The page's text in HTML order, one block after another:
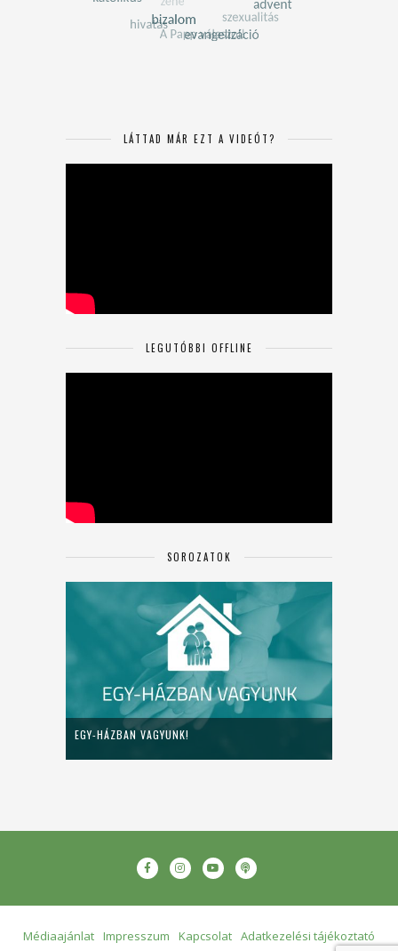
LÁTTAD MÁR EZT A VIDEÓT?
LEGUTÓBBI OFFLINE
SOROZATOK
EGY-HÁZBAN VAGYUNK!
Médiaajánlat Impresszum Kapcsolat Adatkezelési tájékoztató